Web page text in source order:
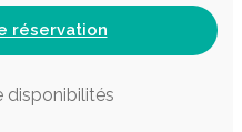
réservation
disponibilités